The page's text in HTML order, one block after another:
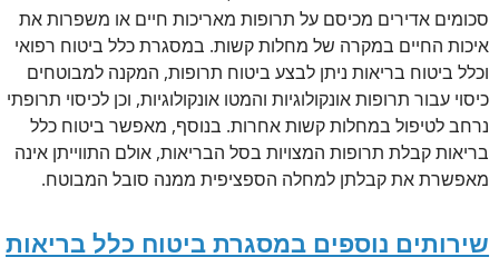
סכומים אדירים מכיסם על תרופות מאריכות חיים או משפרות את
איכות החיים במקרה של מחלות קשות. במסגרת כלל ביטוח רפואי
וכלל ביטוח בריאות ניתן לבצע ביטוח תרופות, המקנה למבוטחים
כיסוי עבור תרופות אונקולוגיות והמטו אונקולוגיות, וכן לכיסוי תרופתי
נרחב לטיפול במחלות קשות אחרות. בנוסף, מאפשר ביטוח כלל
בריאות קבלת תרופות המצויות בסל הבריאות, אולם התווייתן אינה
מאפשרת את קבלתן למחלה הספציפית ממנה סובל המבוטח.
שירותים נוספים במסגרת ביטוח כלל בריאות